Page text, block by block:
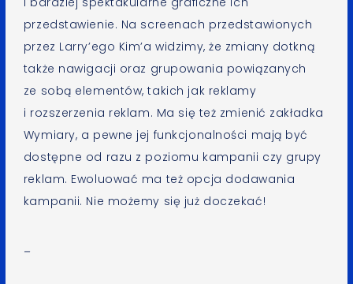
przedstawienie. Na screenach przedstawionych
przez Larry’ego Kim’a widzimy, że zmiany dotkną
także nawigacji oraz grupowania powiązanych
ze sobą elementów, takich jak reklamy
i rozszerzenia reklam. Ma się też zmienić zakładka
Wymiary, a pewne jej funkcjonalności mają być
dostępne od razu z poziomu kampanii czy grupy
reklam. Ewoluować ma też opcja dodawania
kampanii. Nie możemy się już doczekać!
_